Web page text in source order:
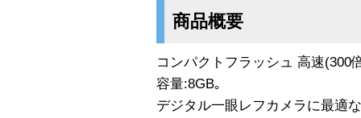
商品概要
コンパクトフラッシュ 高速(300
容量:8GB｡
デジタル一眼レフカメラに最適